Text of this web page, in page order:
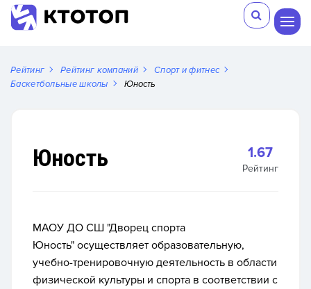
Рейтинг Рейтинг компаний
Спорт и фитнес
Баскетбольные школы
Юность
Юность 1.67
Рейтинг
МАОУ ДО СШ "Дворец спорта
Юность" осуществляет образовательную,
учебно-тренировочную деятельность в области
физической культуры и спорта в соответствии с